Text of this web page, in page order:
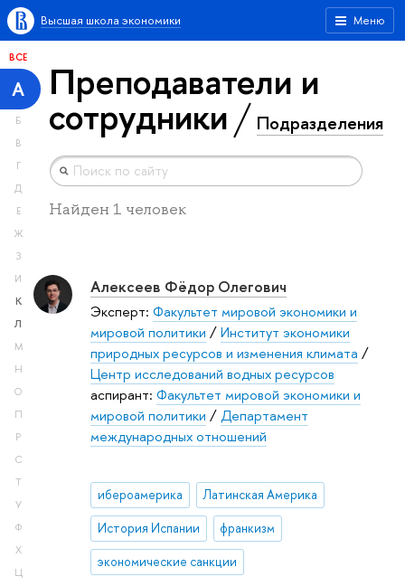
Меню
Высшая школа экономики
ВСЕ
А
Б
В
Г
Д
Е
Ж
З
И
К
Л
М
Н
О
П
Р
С
Т
У
Ф
Х
Ц
Преподаватели и
сотрудники Подразделения
Найден 1 человек
Алексеев Фёдор Олегович
Эксперт: Факультет мировой экономики и
мировой политики /Институт экономики
природных ресурсов и изменения климата /
Центр исследований водных ресурсов
аспирант: Факультет мировой экономики и
мировой политики /Департамент
международных отношений
ибероамерика Латинская Америка
История Испании франкизм
экономические санкции